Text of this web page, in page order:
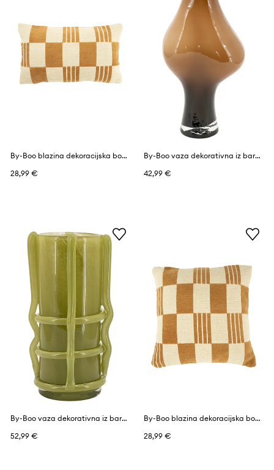
By-Boo blazina dekoracijska bombažna 35 x 55 cm
28,99 €
By-Boo vaza dekorativna iz barvanega stekla 19 x 18 x 38,5 cm
42,99 €
By-Boo vaza dekorativna iz barvanega stekla 14 x 14 x 25 cm
52,99 €
By-Boo blazina dekoracijska bombažna 45 x 45 cm
28,99 €